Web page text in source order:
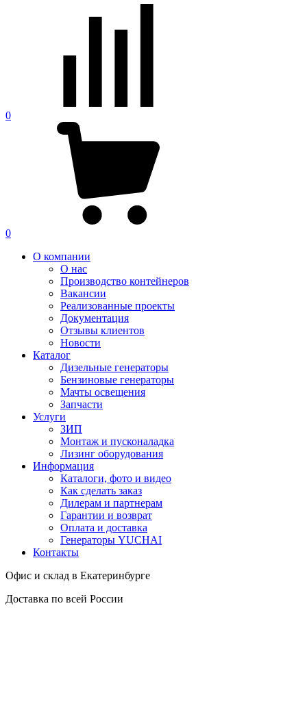
0
0
О компании
О нас
Производство контейнеров
Вакансии
Реализованные проекты
Документация
Отзывы клиентов
Новости
Каталог
Дизельные генераторы
Бензиновые генераторы
Мачты освещения
Запчасти
Услуги
ЗИП
Монтаж и пусконаладка
Лизинг оборудования
Информация
Каталоги, фото и видео
Как сделать заказ
Дилерам и партнерам
Гарантии и возврат
Оплата и доставка
Генераторы YUCHAI
Контакты
Офис и склад в Екатеринбурге
Доставка по всей России